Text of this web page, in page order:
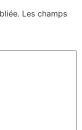
Les champs